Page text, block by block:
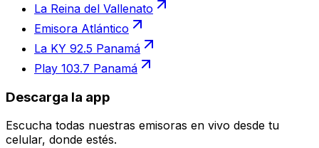
La Reina del Vallenato
Emisora Atlántico
La KY 92.5 Panamá
Play 103.7 Panamá
Descarga la app
Escucha todas nuestras emisoras en vivo desde tu
celular, donde estés.